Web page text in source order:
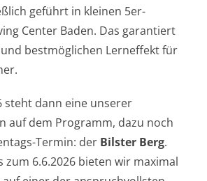
geführt in kleinen 5er-
Center Baden. Das garantiert
bestmöglichen Lerneffekt für
steht dann eine unserer
auf dem Programm, dazu noch
Termin: der Bilster Berg.
zum 6.6.2026 bieten wir maximal